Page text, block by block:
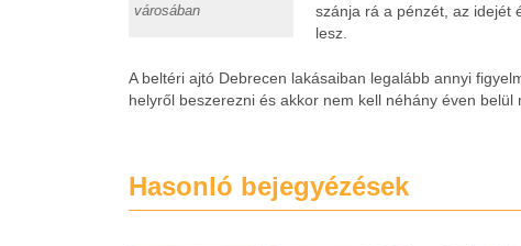
városában
szánja rá a pénzét, az idejét
lesz.
A beltéri ajtó Debrecen lakásaiban legalább annyi
helyről beszerezni és akkor nem kell néhány éven belül
Hasonló bejegyézések